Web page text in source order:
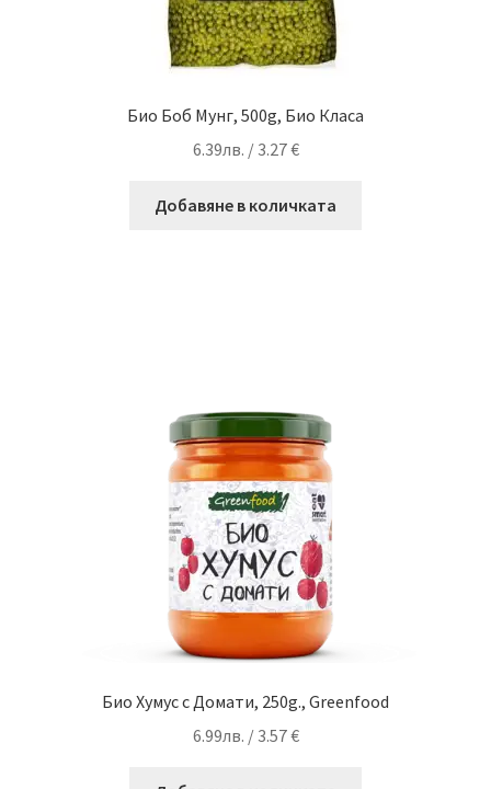
Био Боб Мунг, 500g, Био Класа
6.39лв. / 3.27 €
Добавяне в количката
Био Хумус с Домати, 250g., Greenfood
6.99лв. / 3.57 €